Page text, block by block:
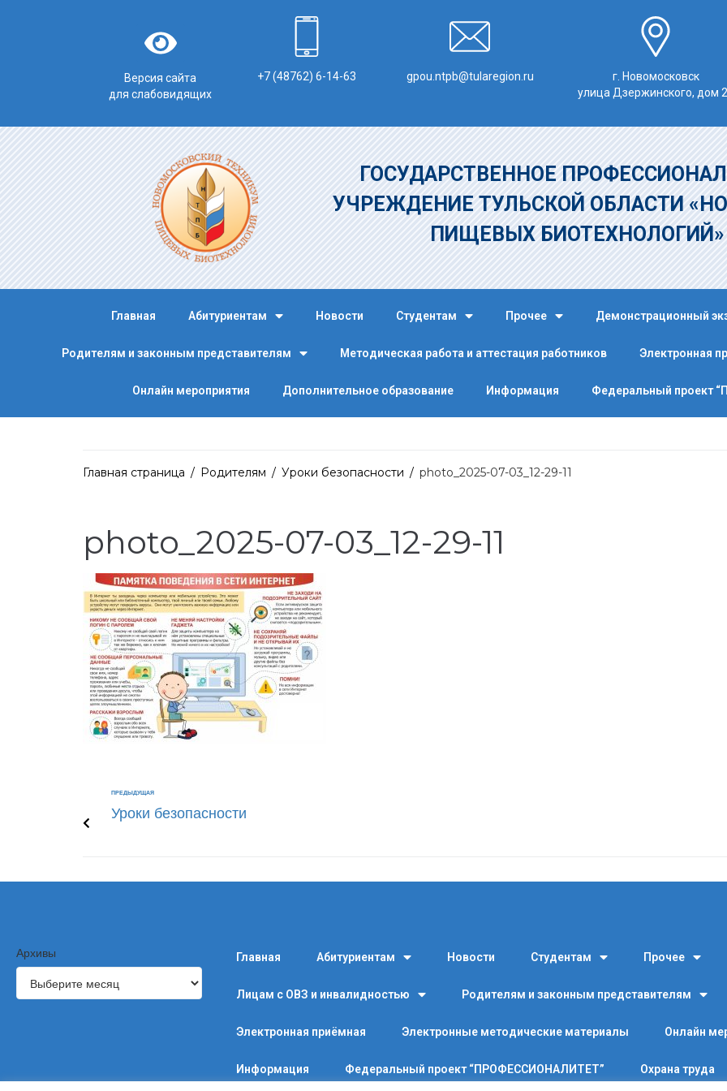
Версия сайта
для слабовидящих
+7 (48762) 6-14-63 gpou.ntpb@tularegion.ru
г. Новомосковск
улица Дзержинского, дом
ГОСУДАРСТВЕННОЕ
УЧРЕЖДЕНИЕ ТУЛЬСКОЙ ОБЛАСТИ
ПИЩЕВЫХ БИОТЕХНОЛОГИЙ»
Главная Абитуриентам Новости Студентам Прочее Демонстрационный
Родителям и законным представителям Методическая работа и аттестация работников Электронная
Онлайн мероприятия Дополнительное образование Информация Федеральный проект
Главная страница / Родителям / Уроки безопасности / photo_2025-07-03_12-29-11
photo_2025-07-03_12-29-11
ПРЕДЫДУЩАЯ
Уроки безопасности
Архивы Главная Абитуриентам Новости Студентам Прочее
Лицам с ОВЗ и инвалидностью Родителям и законным представителям
Электронная приёмная Электронные методические материалы Онлайн
Информация Федеральный проект “ПРОФЕССИОНАЛИТЕТ” Охрана труда